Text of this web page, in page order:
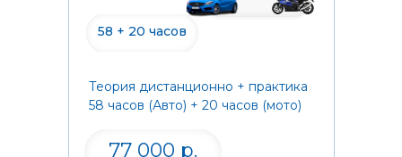
77 000 р.
58 + 20 часов
Теория дистанционно + практика
58 часов (Авто) + 20 часов (мото)